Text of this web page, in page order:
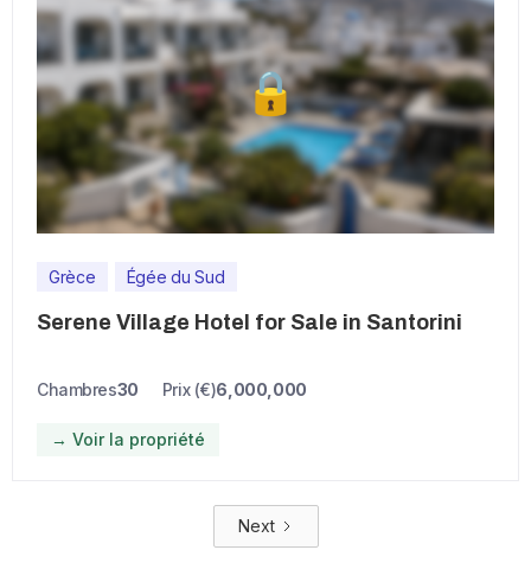
Grèce Égée du Sud
Serene Village Hotel for Sale in Santorini
Chambres30 Prix (€)6,000,000
→ Voir la propriété
Next